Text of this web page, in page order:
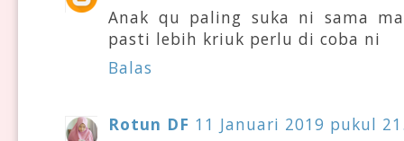
Anak qu paling suka ni sama
pasti lebih kriuk perlu di coba ni
Balas
Rotun DF 11 Januari 2019 pukul